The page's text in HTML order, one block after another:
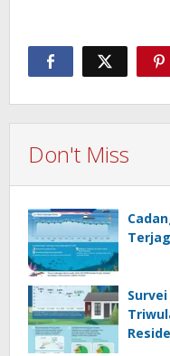
Don't Miss